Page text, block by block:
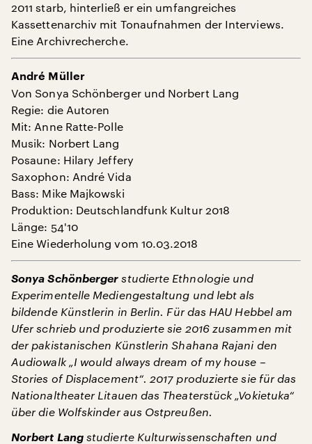
2011 starb, hinterließ er ein umfangreiches
Kassettenarchiv mit Tonaufnahmen der Interviews.
Eine Archivrecherche.
André Müller
Von Sonya Schönberger und Norbert Lang
Regie: die Autoren
Mit: Anne Ratte-Polle
Musik: Norbert Lang
Posaune: Hilary Jeffery
Saxophon: André Vida
Bass: Mike Majkowski
Produktion: Deutschlandfunk Kultur 2018
Länge: 54'10
Eine Wiederholung vom 10.03.2018
Sonya Schönberger studierte Ethnologie und
Experimentelle Mediengestaltung und lebt als
bildende Künstlerin in Berlin. Für das HAU Hebbel am
Ufer schrieb und produzierte sie 2016 zusammen mit
der pakistanischen Künstlerin Shahana Rajani den
Audiowalk „I would always dream of my house –
Stories of Displacement“. 2017 produzierte sie für das
Nationaltheater Litauen das Theaterstück „Vokietuka“
über die Wolfskinder aus Ostpreußen.
Norbert Langstudierte Kulturwissenschaften und